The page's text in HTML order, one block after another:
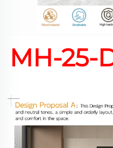
MH-25-